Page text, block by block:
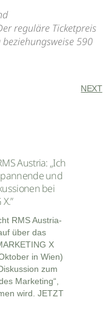
reguläre Ticketpreis
590
NEXT
Austria: „Ich
und
bei
RMS Austria-
über das
X
in Wien)
zum
Marketing“,
wird. JETZT